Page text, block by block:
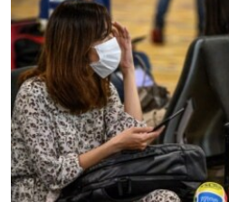
ရန်
ပင်မ
ညွန်း
စာမျက်နှာ
သို့
ကျော်
ကြည့်
မကြေးမုံရဲ့ အင်္ဂလိပ်စာ
ရုပ်ရှင်ထဲက အင်္ဂလိပ်စာ
သုတပဒေသာ အင်္ဂလိပ်စာ
ရေဒီယို
တီဗွီ
ရေဒီယိုနှင့်ရုပ်သံ အချက်အလက်များ
ရေဒီယို/တီဗွီအစီအစဉ်
Learning English
ဗွီအိုအေ လူမှုကွန်ယက်များ